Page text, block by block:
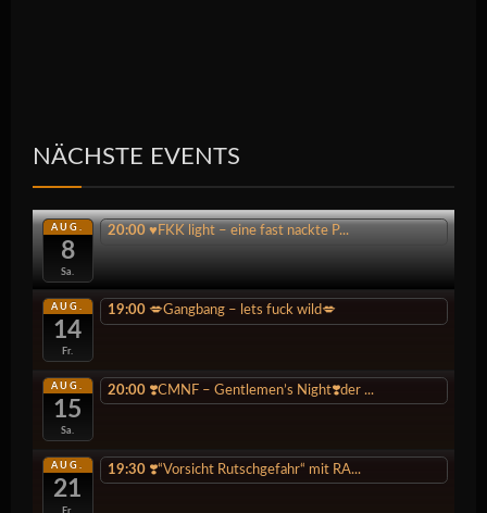
NÄCHSTE EVENTS
AUG.
8
Sa.
20:00 ♥️FKK light – eine fast nackte P...
AUG.
14
Fr.
19:00 💋Gangbang – lets fuck wild💋
AUG.
15
Sa.
20:00 ❣️CMNF – Gentlemen’s Night❣️der ...
AUG.
21
Fr.
19:30 ❣️“Vorsicht Rutschgefahr“ mit RA...